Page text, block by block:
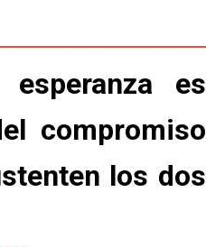
para reforzar el centro
traspaso al Genoa
para salir
de Rafa Mir al Aris
es
compromiso
los dos